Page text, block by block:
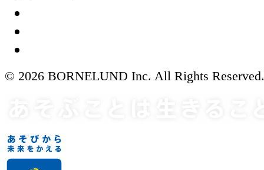
© 2026 BORNELUND Inc. All Rights Reserved.